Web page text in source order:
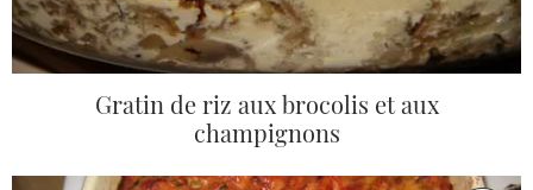
Gratin de riz aux brocolis et aux
champignons